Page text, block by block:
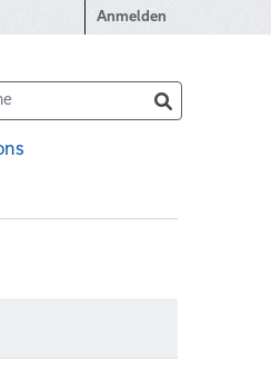
Anmelden